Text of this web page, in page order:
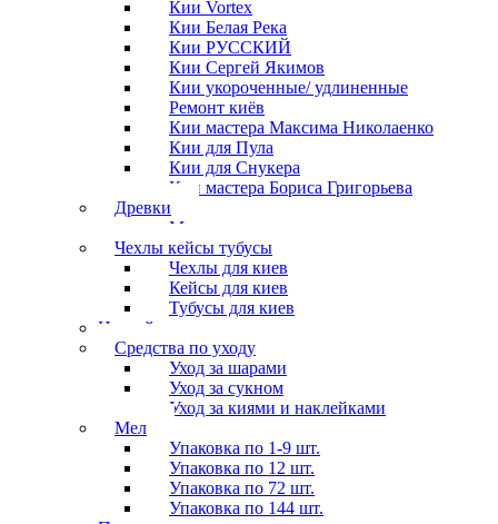
Кии Vortex
Кии Белая Река
Кии РУССКИЙ
Кии Сергей Якимов
Кии укороченные/ удлиненные
Ремонт киёв
Кии мастера Максима Николаенко
Кии для Пула
Кии для Снукера
Кии мастера Бориса Григорьева
Древки
Мосты для киев
Чехлы кейсы тубусы
Чехлы для киев
Кейсы для киев
Тубусы для киев
Наклейки
Средства по уходу
Уход за шарами
Уход за сукном
Уход за киями и наклейками
Мел
Упаковка по 1-9 шт.
Упаковка по 12 шт.
Упаковка по 72 шт.
Упаковка по 144 шт.